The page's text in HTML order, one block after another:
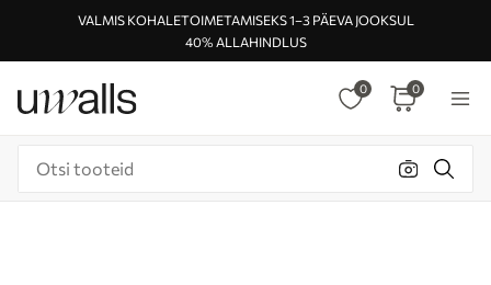
VALMIS KOHALETOIMETAMISEKS 1–3 PÄEVA JOOKSUL
40% ALLAHINDLUS
0 0